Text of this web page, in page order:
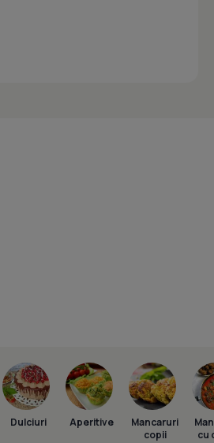
Dulciuri Aperitive
Mancaruri
copii
cu